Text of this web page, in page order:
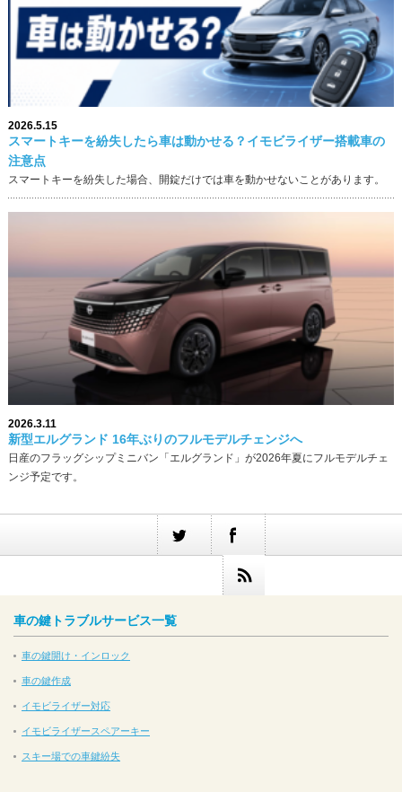
2026.5.15
スマートキーを紛失したら車は動かせる？イモビライザー搭載車の
注意点
スマートキーを紛失した場合、開錠だけでは車を動かせないことがあります。
2026.3.11
新型エルグランド 16年ぶりのフルモデルチェンジへ
日産のフラッグシップミニバン「エルグランド」が2026年夏にフルモデルチェ
ンジ予定です。
車の鍵トラブルサービス一覧
車の鍵開け・インロック
車の鍵作成
イモビライザー対応
イモビライザースペアーキー
スキー場での車鍵紛失